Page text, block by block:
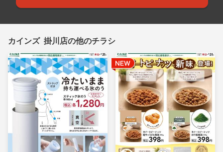
カインズ 掛川店の他のチラシ